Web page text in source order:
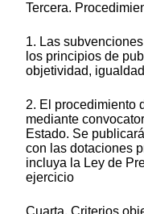
Tercera.
1. Las
los principios de
objetividad,
2. El procedimiento
mediante
Estado. Se
con las dotaciones
incluya la Ley de
ejercicio